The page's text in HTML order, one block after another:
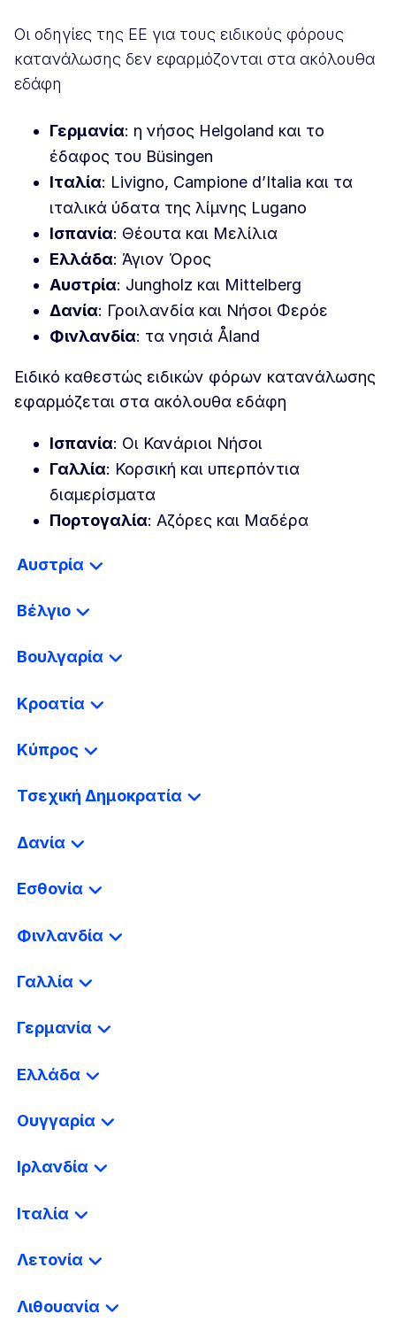
Οι οδηγίες της ΕΕ για τους ειδικούς φόρους
κατανάλωσης δεν εφαρμόζονται στα ακόλουθα
εδάφη
Γερμανία: η νήσος Helgoland και το
έδαφος του Büsingen
Ιταλία: Livigno, Campione d’Italia και τα
ιταλικά ύδατα της λίμνης Lugano
Ισπανία: Θέουτα και Μελίλια
Ελλάδα: Άγιον Όρος
Αυστρία: Jungholz και Mittelberg
Δανία: Γροιλανδία και Νήσοι Φερόε
Φινλανδία: τα νησιά Åland
Ειδικό καθεστώς ειδικών φόρων κατανάλωσης
εφαρμόζεται στα ακόλουθα εδάφη
Ισπανία: Οι Κανάριοι Νήσοι
Γαλλία: Κορσική και υπερπόντια
διαμερίσματα
Πορτογαλία: Αζόρες και Μαδέρα
Αυστρία
Βέλγιο
Βουλγαρία
Κροατία
Κύπρος
Τσεχική Δημοκρατία
Δανία
Εσθονία
Φινλανδία
Γαλλία
Γερμανία
Ελλάδα
Ουγγαρία
Ιρλανδία
Ιταλία
Λετονία
Λιθουανία